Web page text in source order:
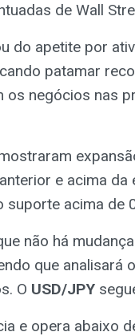
de Wall
do apetite por
patamar
os negócios nas
e acima da
suporte acima de
não há
que analisará
O USD/JPY
e opera abaixo